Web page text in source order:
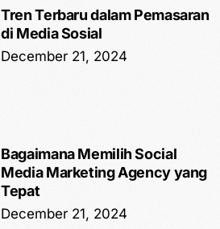
Tren Terbaru dalam Pemasaran
di Media Sosial
December 21, 2024
Bagaimana Memilih Social
Media Marketing Agency yang
Tepat
December 21, 2024